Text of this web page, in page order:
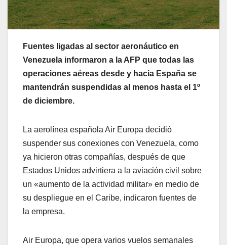
Fuentes ligadas al sector aeronáutico en
Venezuela informaron a la AFP que todas las
operaciones aéreas desde y hacia España se
mantendrán suspendidas al menos hasta el 1º
de diciembre.
La aerolínea española Air Europa decidió
suspender sus conexiones con Venezuela, como
ya hicieron otras compañías, después de que
Estados Unidos advirtiera a la aviación civil sobre
un «aumento de la actividad militar» en medio de
su despliegue en el Caribe, indicaron fuentes de
la empresa.
Air Europa, que opera varios vuelos semanales